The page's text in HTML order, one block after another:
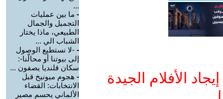
الأفلام الجيدة
...
- ما بين عمليات
التجميل والجمال
الطبيعي، ماذا يختار
الشباب الي ...
- -لا نستطيع الوصول
إلى بيوتنا أو محالّنا-:
سكان قلنديا يصفون ...
- هجوم ميونيخ قبل
الانتخابات: القضاء
الألماني يحسم مصير